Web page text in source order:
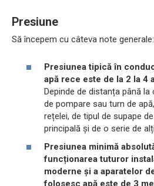
Presiune
Să începem cu câteva note generale:
Presiunea tipică în
apă rece este de la 2 la
Depinde de distanța până
de pompare sau turn de
rețelei, de tipul de supape
principală și de o serie de
Presiunea minimă
funcționarea tuturor
moderne și a aparatelor